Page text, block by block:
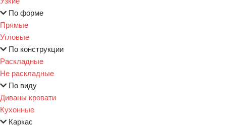
По форме
Прямые
Угловые
По конструкции
Раскладные
Не раскладные
По виду
Диваны кровати
Кухонные
Каркас